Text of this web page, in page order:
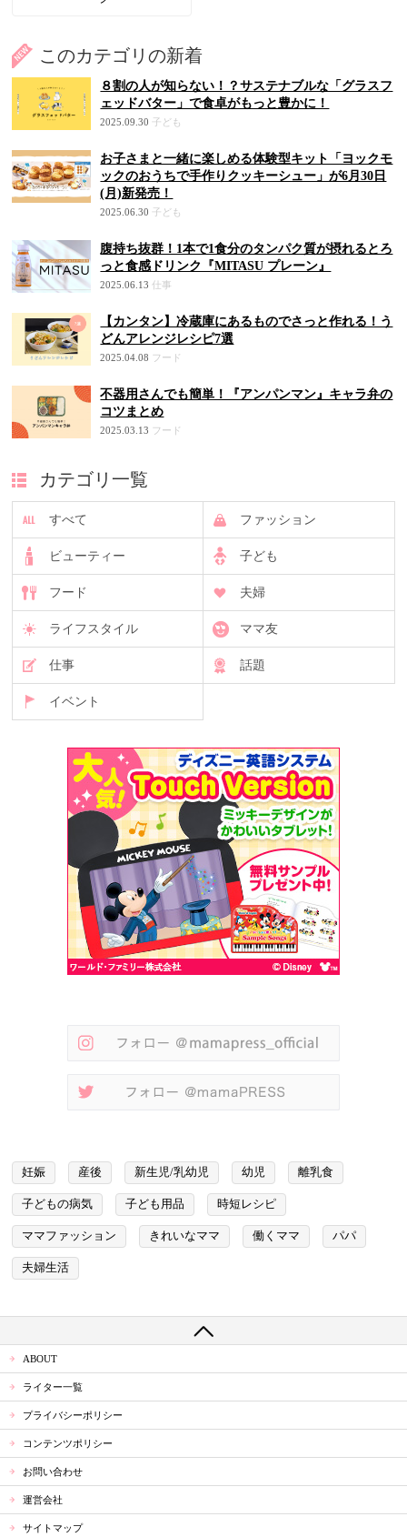
このカテゴリの新着
８割の人が知らない！？サステナブルな「グラスフ
ェッドバター」で食卓がもっと豊かに！
2025.09.30 子ども
お子さまと一緒に楽しめる体験型キット「ヨックモ
ックのおうちで手作りクッキーシュー」が6月30日
(月)新発売！
2025.06.30 子ども
腹持ち抜群！1本で1食分のタンパク質が摂れるとろ
っと食感ドリンク『MITASU プレーン』
2025.06.13 仕事
【カンタン】冷蔵庫にあるものでさっと作れる！う
どんアレンジレシピ7選
2025.04.08 フード
不器用さんでも簡単！『アンパンマン』キャラ弁の
コツまとめ
2025.03.13 フード
カテゴリ一覧
すべて ファッション
ビューティー 子ども
フード 夫婦
ライフスタイル ママ友
仕事 話題
イベント
妊娠 産後 新生児/乳幼児 幼児 離乳食
子どもの病気 子ども用品 時短レシピ
ママファッション きれいなママ 働くママ パパ
夫婦生活
ABOUT
ライター一覧
プライバシーポリシー
コンテンツポリシー
お問い合わせ
運営会社
サイトマップ